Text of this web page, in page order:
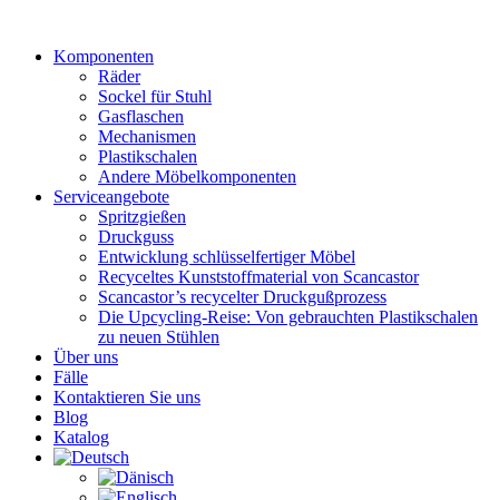
wechselnKomponenten
Räder
Sockel für Stuhl
Gasflaschen
Mechanismen
Plastikschalen
Andere Möbelkomponenten
Serviceangebote
Spritzgießen
Druckguss
Entwicklung schlüsselfertiger Möbel
Recyceltes Kunststoffmaterial von Scancastor
Scancastor’s recycelter Druckgußprozess
Die Upcycling-Reise: Von gebrauchten Plastikschalen
zu neuen Stühlen
Über uns
Fälle
Kontaktieren Sie uns
Blog
Katalog